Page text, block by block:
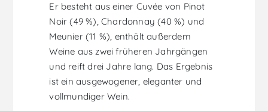
Er besteht aus einer Cuvée von Pinot
Noir (49 %), Chardonnay (40 %) und
Meunier (11 %), enthält außerdem
Weine aus zwei früheren Jahrgängen
und reift drei Jahre lang. Das Ergebnis
ist ein ausgewogener, eleganter und
vollmundiger Wein.